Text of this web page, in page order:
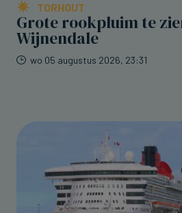
TORHOUT
Grote rookpluim te
Wijnendale
wo 05 augustus 2026, 23:31